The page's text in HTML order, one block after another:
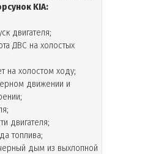
KIA:
двигателя;
ДВС на холостых
на холостом ходу;
движении и
двигателя;
топлива;
дым из выхлопной